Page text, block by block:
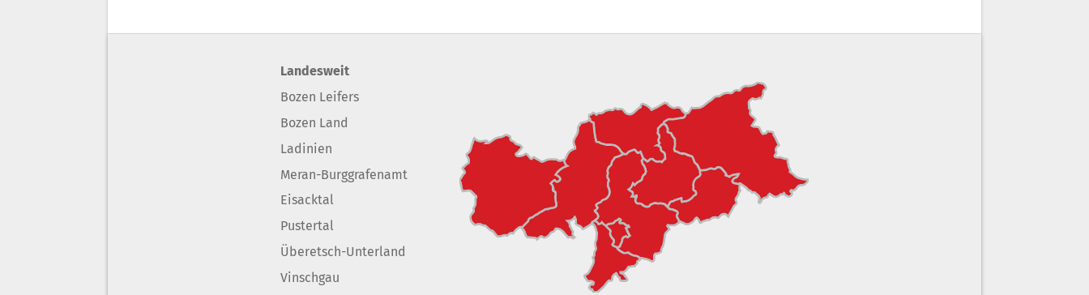
Landesweit
Bozen Leifers
Bozen Land
Ladinien
Meran-Burggrafenamt
Eisacktal
Pustertal
Überetsch-Unterland
Vinschgau